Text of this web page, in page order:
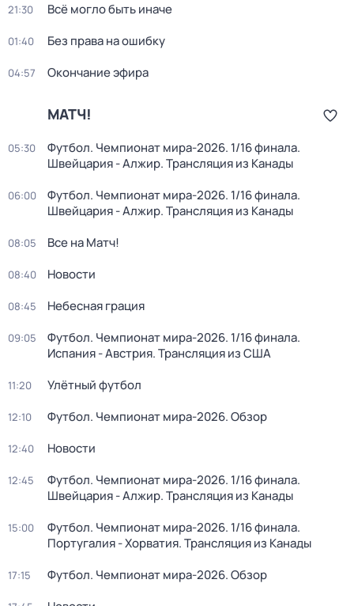
21:30 Всё могло быть иначе
01:40 Без права на ошибку
04:57 Окончание эфира
МАТЧ!
05:30
Футбол. Чемпионат мира-2026. 1/16 финала.
Швейцария - Алжир. Трансляция из Канады
06:00
Футбол. Чемпионат мира-2026. 1/16 финала.
Швейцария - Алжир. Трансляция из Канады
08:05 Все на Матч!
08:40 Новости
08:45 Небесная грация
09:05
Футбол. Чемпионат мира-2026. 1/16 финала.
Испания - Австрия. Трансляция из США
11:20 Улётный футбол
12:10 Футбол. Чемпионат мира-2026. Обзор
12:40 Новости
12:45
Футбол. Чемпионат мира-2026. 1/16 финала.
Швейцария - Алжир. Трансляция из Канады
15:00
Футбол. Чемпионат мира-2026. 1/16 финала.
Португалия - Хорватия. Трансляция из Канады
17:15 Футбол. Чемпионат мира-2026. Обзор